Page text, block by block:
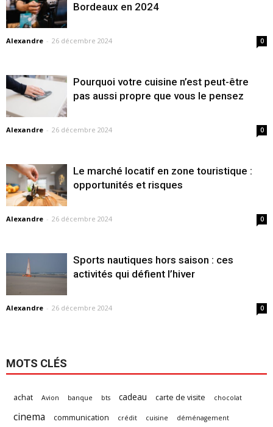
Bordeaux en 2024
Alexandre - 26 décembre 2024 0
Pourquoi votre cuisine n’est peut-être
pas aussi propre que vous le pensez
Alexandre - 26 décembre 2024 0
Le marché locatif en zone touristique :
opportunités et risques
Alexandre - 26 décembre 2024 0
Sports nautiques hors saison : ces
activités qui défient l’hiver
Alexandre - 26 décembre 2024 0
MOTS CLÉS
achat Avion banque bts cadeau carte de visite chocolat
cinema communication crédit cuisine déménagement